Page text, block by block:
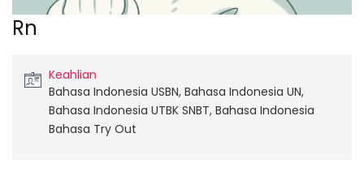
Rn
Keahlian
Bahasa Indonesia USBN, Bahasa Indonesia UN,
Bahasa Indonesia UTBK SNBT, Bahasa Indonesia
Bahasa Try Out